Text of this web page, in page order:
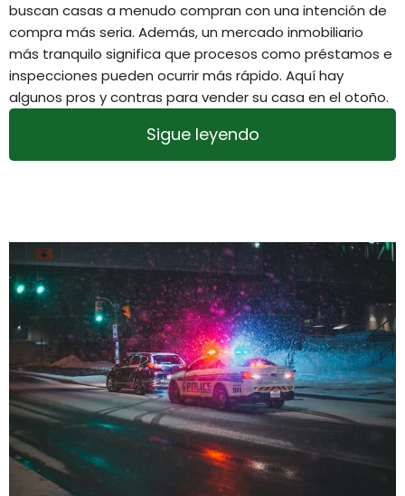
buscan casas a menudo compran con una intención de
compra más seria. Además, un mercado inmobiliario
más tranquilo significa que procesos como préstamos e
inspecciones pueden ocurrir más rápido. Aquí hay
algunos pros y contras para vender su casa en el otoño.
Sigue leyendo